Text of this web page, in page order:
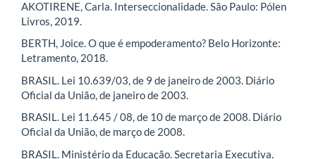
AKOTIRENE, Carla. Interseccionalidade. São Paulo: Pólen
Livros, 2019.
BERTH, Joice. O que é empoderamento? Belo Horizonte:
Letramento, 2018.
BRASIL. Lei 10.639/03, de 9 de janeiro de 2003. Diário
Oficial da União, de janeiro de 2003.
BRASIL. Lei 11.645 / 08, de 10 de março de 2008. Diário
Oficial da União, de março de 2008.
BRASIL. Ministério da Educação. Secretaria Executiva.